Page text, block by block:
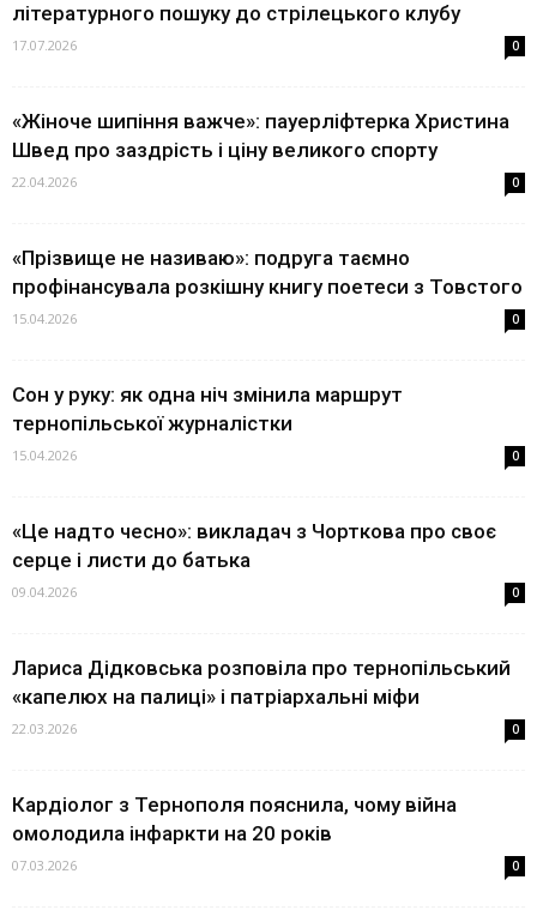
літературного пошуку до стрілецького клубу
17.07.2026 0
«Жіноче шипіння важче»: пауерліфтерка Христина
Швед про заздрість і ціну великого спорту
22.04.2026 0
«Прізвище не називаю»: подруга таємно
профінансувала розкішну книгу поетеси з Товстого
15.04.2026 0
Сон у руку: як одна ніч змінила маршрут
тернопільської журналістки
15.04.2026 0
«Це надто чесно»: викладач з Чорткова про своє
серце і листи до батька
09.04.2026 0
Лариса Дідковська розповіла про тернопільський
«капелюх на палиці» і патріархальні міфи
22.03.2026 0
Кардіолог з Тернополя пояснила, чому війна
омолодила інфаркти на 20 років
07.03.2026 0